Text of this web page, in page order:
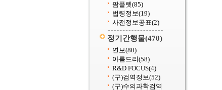
팜플렛(85)
법령정보(19)
사전정보공표(2)
정기간행물(470)
연보(80)
아름드리(58)
R&D FOCUS(4)
(구)검역정보(52)
(구)수의과학검역